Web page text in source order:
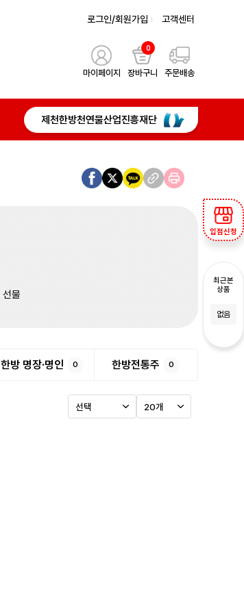
로그인/회원가입 고객센터
마이페이지
0
장바구니 주문배송
제천한방천연물산업진흥재단
입점신청
최근본
상품
없음
선물
한방 명장·명인 0 한방전통주 0